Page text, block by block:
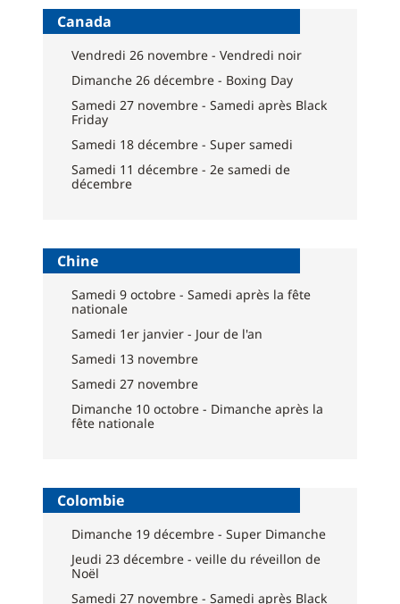
Canada
Vendredi 26 novembre - Vendredi noir
Dimanche 26 décembre - Boxing Day
Samedi 27 novembre - Samedi après Black
Friday
Samedi 18 décembre - Super samedi
Samedi 11 décembre - 2e samedi de
décembre
Chine
Samedi 9 octobre - Samedi après la fête
nationale
Samedi 1er janvier - Jour de l'an
Samedi 13 novembre
Samedi 27 novembre
Dimanche 10 octobre - Dimanche après la
fête nationale
Colombie
Dimanche 19 décembre - Super Dimanche
Jeudi 23 décembre - veille du réveillon de
Noël
Samedi 27 novembre - Samedi après Black